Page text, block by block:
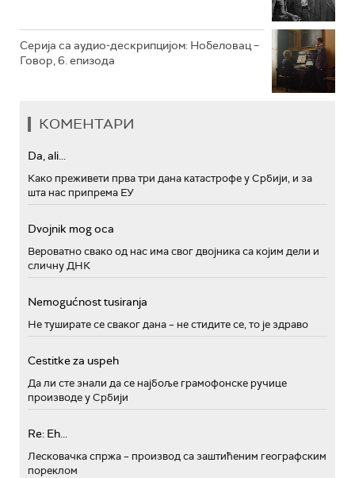
Серија са аудио-дескрипцијом: Нобеловац –
Говор, 6. епизода
КОМЕНТАРИ
Da, ali...
Како преживети прва три дана катастрофе у Србији, и за
шта нас припрема ЕУ
Dvojnik mog oca
Вероватно свако од нас има свог двојника са којим дели и
сличну ДНК
Nemogućnost tusiranja
Не туширате се сваког дана – не стидите се, то је здраво
Cestitke za uspeh
Да ли сте знали да се најбоље грамофонске ручице
производе у Србији
Re: Eh...
Лесковачка спржа – производ са заштићеним географским
пореклом